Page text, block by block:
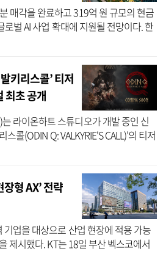
매각을 완료하고 319억 원 규모의 현금
로벌 AI 사업 확대에 지원될 전망이다. 한
기업으로 전환을 선언한 가운데, 글
키리스콜’ 티저
최초 공개
라이온하트 스튜디오가 개발 중인 신
콜(ODIN Q: VALKYRIE'S CALL)’의 티저
비주얼을 최초 공개했다고 18일 밝혔
형 AX’ 전략
업을 대상으로 산업 현장에 적용 가능
제시했다. KT는 18일 부산 벡스코에서
에서 부울경 기반 기업 고객을 대상으